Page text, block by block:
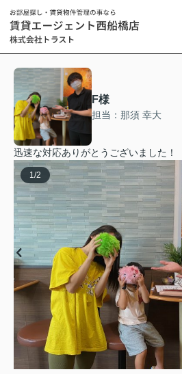
F様
担当：那須 幸大
迅速な対応ありがとうございました！
1/2